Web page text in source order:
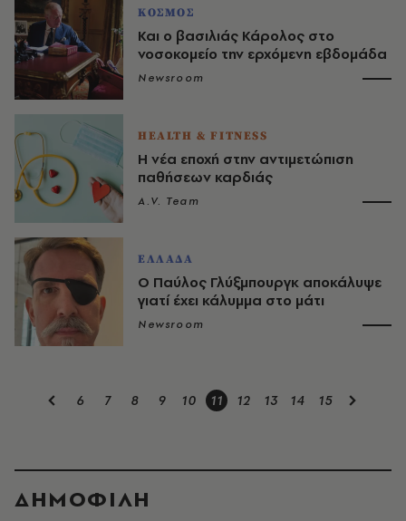
ΚΟΣΜΟΣ
Και ο βασιλιάς Κάρολος στο
νοσοκομείο την ερχόμενη εβδομάδα
Newsroom
HEALTH & FITNESS
Η νέα εποχή στην αντιμετώπιση
παθήσεων καρδιάς
A.V. Team
ΕΛΛΑΔΑ
Ο Παύλος Γλύξμπουργκ αποκάλυψε
γιατί έχει κάλυμμα στο μάτι
Newsroom
6 7 8 9 10 11 12 13 14 15
ΔΗΜΟΦΙΛΗ